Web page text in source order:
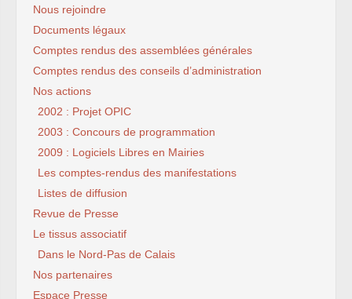
Nous rejoindre
Documents légaux
Comptes rendus des assemblées générales
Comptes rendus des conseils d’administration
Nos actions
2002 : Projet OPIC
2003 : Concours de programmation
2009 : Logiciels Libres en Mairies
Les comptes-rendus des manifestations
Listes de diffusion
Revue de Presse
Le tissus associatif
Dans le Nord-Pas de Calais
Nos partenaires
Espace Presse